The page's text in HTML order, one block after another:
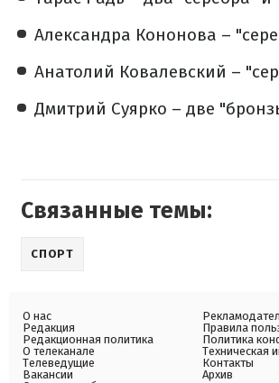
Александра Кононова –
Анатолий Ковалевский –
Дмитрий Суярко – две
Связанные темы:
СПОРТ
О нас
Редакция
Редакционная политика
О телеканале
Телеведущие
Вакансии
Правила
Политика
Техническая
Контакты
Архив